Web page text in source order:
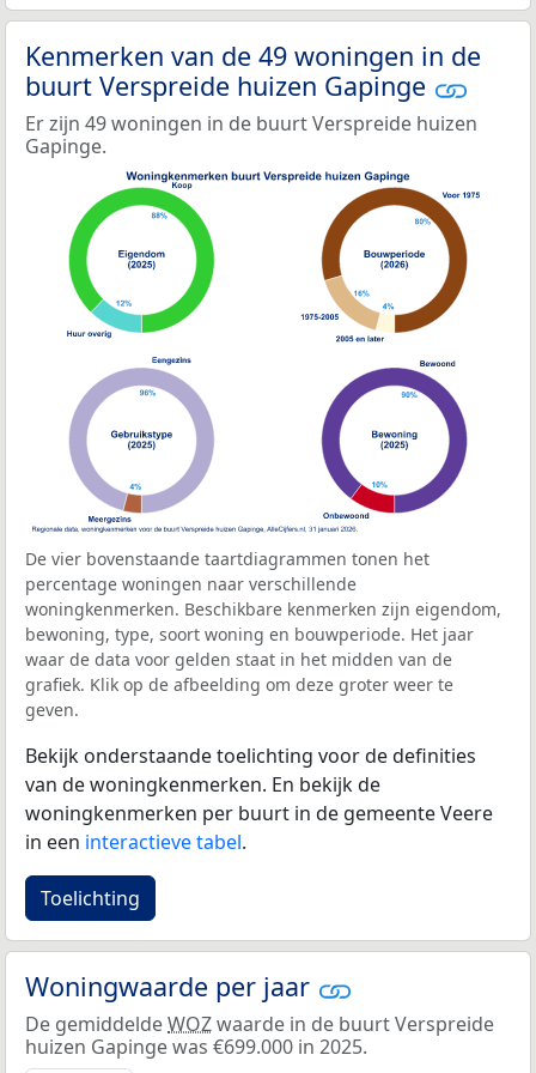
Kenmerken van de 49 woningen in de
buurt Verspreide huizen Gapinge
Er zijn 49 woningen in de buurt Verspreide huizen
Gapinge.
De vier bovenstaande taartdiagrammen tonen het
percentage woningen naar verschillende
woningkenmerken. Beschikbare kenmerken zijn eigendom,
bewoning, type, soort woning en bouwperiode. Het jaar
waar de data voor gelden staat in het midden van de
grafiek. Klik op de afbeelding om deze groter weer te
geven.
Bekijk onderstaande toelichting voor de definities
van de woningkenmerken. En bekijk de
woningkenmerken per buurt in de gemeente Veere
in een interactieve tabel.
Toelichting
Woningwaarde per jaar
De gemiddeldeWOZwaarde in de buurt Verspreide
huizen Gapinge was €699.000 in 2025.